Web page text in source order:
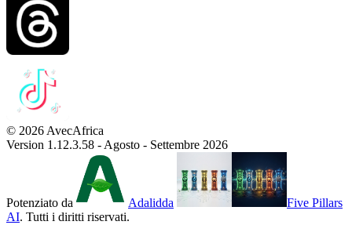
© 2026 AvecAfrica
Version 1.12.3.58 - Agosto - Settembre 2026
Potenziato da Adalidda
Five Pillars
AI. Tutti i diritti riservati.